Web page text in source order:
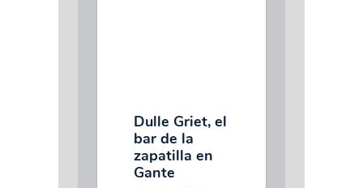
Dulle Griet, el
bar de la
zapatilla en
Gante